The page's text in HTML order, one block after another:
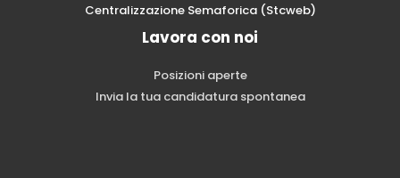
Centralizzazione Semaforica (Stcweb)
Lavora con noi
Posizioni aperte
Invia la tua candidatura spontanea